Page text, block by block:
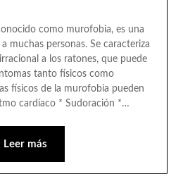
como murofobia, es una
muchas personas. Se caracteriza
a los ratones, que puede
tanto físicos como
físicos de la murofobia pueden
cardíaco * Sudoración *…
Leer más